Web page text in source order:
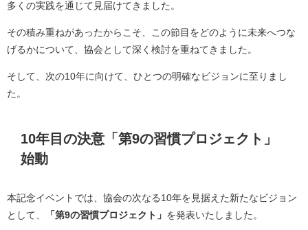
多くの実践を通じて見届けてきました。
その積み重ねがあったからこそ、この節目をどのように未来へつな
げるかについて、協会として深く検討を重ねてきました。
そして、次の10年に向けて、ひとつの明確なビジョンに至りまし
た。
10年目の決意「第9の習慣プロジェクト」
始動
本記念イベントでは、協会の次なる10年を見据えた新たなビジョン
として、
「第9の習慣プロジェクト」 を発表いたしました。